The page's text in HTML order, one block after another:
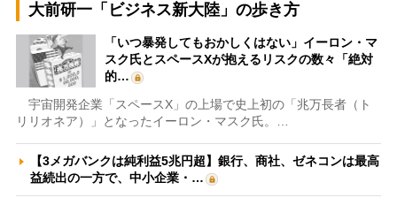
大前研一「ビジネス新大陸」の歩き方
「いつ暴発してもおかしくはない」イーロン・マ
スク氏とスペースXが抱えるリスクの数々「絶対
的…
宇宙開発企業「スペースX」の上場で史上初の「兆万長者（ト
リリオネア）」となったイーロン・マスク氏。…
【3メガバンクは純利益5兆円超】銀行、商社、ゼネコンは最高
益続出の一方で、中小企業・…